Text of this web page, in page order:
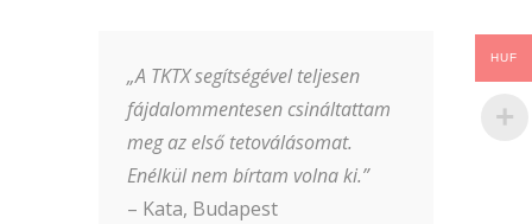
„A TKTX segítségével teljesen
fájdalommentesen csináltattam
meg az első tetoválásomat.
Enélkül nem bírtam volna ki.”
– Kata, Budapest
HUF